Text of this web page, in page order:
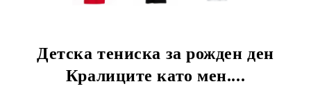
Детска тениска за рожден ден
Кралиците като мен....